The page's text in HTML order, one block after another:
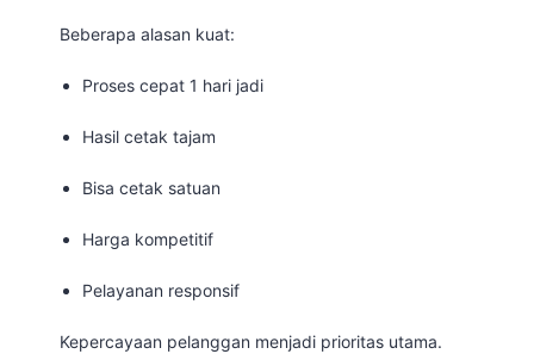
Beberapa alasan kuat:
Proses cepat 1 hari jadi
Hasil cetak tajam
Bisa cetak satuan
Harga kompetitif
Pelayanan responsif
Kepercayaan pelanggan menjadi prioritas utama.